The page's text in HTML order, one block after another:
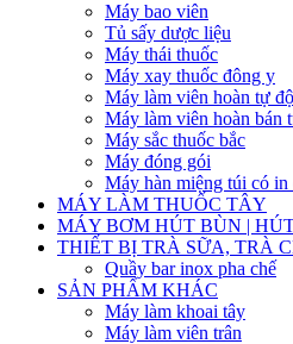
Máy bao viên
Tủ sấy dược liệu
Máy thái thuốc
Máy xay thuốc đông y
Máy làm viên hoàn tự
Máy làm viên hoàn bán
Máy sắc thuốc bắc
Máy đóng gói
Máy hàn miệng túi có in
MÁY LÀM THUỐC TÂY
MÁY BƠM HÚT BÙN |
THIẾT BỊ TRÀ SỮA, TRÀ
Quầy bar inox pha chế
SẢN PHẨM KHÁC
Máy làm khoai tây
Máy làm viên trân